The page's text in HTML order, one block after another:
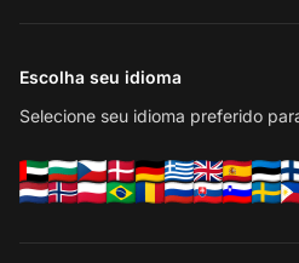
Escolha seu idioma
Selecione seu idioma preferido